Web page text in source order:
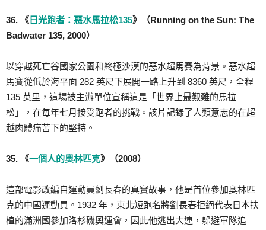
36. 《 日光跑者：惡水馬拉松135》（Running on the Sun: The
Badwater 135, 2000）
以穿越死亡谷國家公園和終極沙漠的惡水超馬賽為背景。惡水超
馬賽從低於海平面 282 英尺下展開一路上升到 8360 英尺，全程
135 英里，這場被主辦單位宣稱這是「世界上最艱難的馬拉
松」，在毎年七月接受跑者的挑戰。該片記錄了人類意志的在超
越肉體痛苦下的堅持。
35. 《一個人的奧林匹克》（2008）
這部電影改編自運動員劉長春的真實故事，他是首位參加奧林匹
克的中國運動員。1932 年，東北短跑名將劉長春拒絕代表日本扶
植的滿洲國參加洛杉磯奧運會，因此他逃出大連，躲避軍隊追